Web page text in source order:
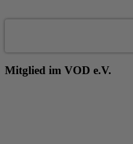
Mitglied im VOD e.V.